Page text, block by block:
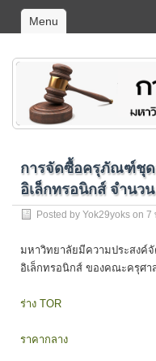
Menu
การจัดซื้อครุภัณฑ์ชุด
อิเล็กทรอนิกส์ จำนว
Posted by Yok29yoks on 7
มหาวิทยาลัยมีความประสงค์
อิเล็กทรอนิกส์ ของคณะครุศา
ร่าง TOR
ราคากลาง